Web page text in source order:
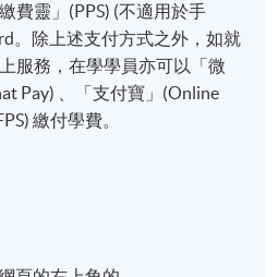
費靈」(PPS) (不適用於手
。除上述支付方式之外，如就
服務，在學學員亦可以「微
Pay) 、「支付寶」(Online
繳付學費。